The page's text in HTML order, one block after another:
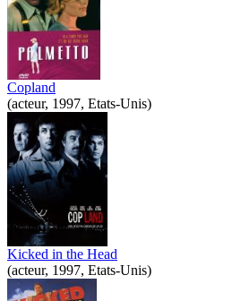
Copland
(acteur, 1997, Etats-Unis)
Kicked in the Head
(acteur, 1997, Etats-Unis)